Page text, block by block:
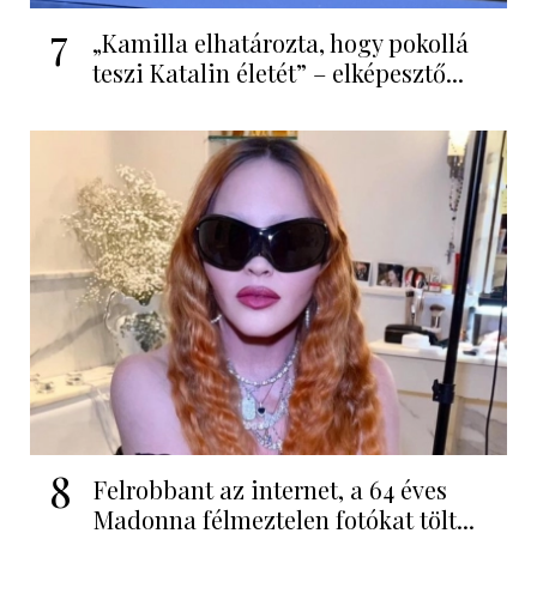
7
„Kamilla elhatározta, hogy pokollá
teszi Katalin életét” – elképesztő...
8
Felrobbant az internet, a 64 éves
Madonna félmeztelen fotókat tölt...